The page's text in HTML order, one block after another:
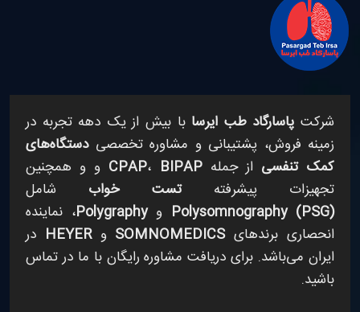
شرکت پاسارگاد طب ایرسا با بیش از یک دهه تجربه در
زمینه فروش، پشتیبانی و مشاوره تخصصیدستگاه‌های
کمک تنفسی از جمله CPAP، BIPAP و و همچنین
تجهیزات پیشرفتهتست خواب شامل
Polysomnography (PSG) وPolygraphy، نماینده
انحصاری برندهایSOMNOMEDICS وHEYER در
ایران می‌باشد. برای دریافت مشاوره رایگان با ما در تماس
باشید.